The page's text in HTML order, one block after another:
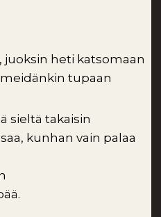
juoksin heti katsomaan
tupaan
sieltä takaisin
kunhan vain palaa